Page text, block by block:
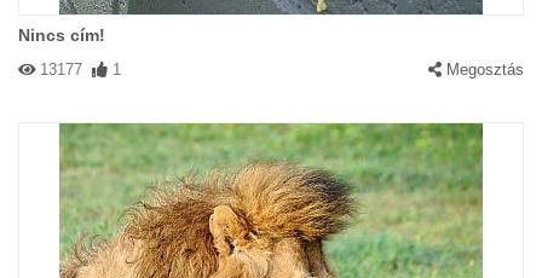
Nincs cím!
13177 1 Megosztás